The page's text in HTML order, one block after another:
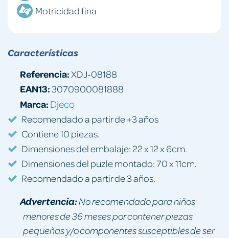
Motricidad fina
Características
Referencia:XDJ-08188
EAN13:3070900081888
Marca: Djeco
Recomendado a partir de +3 años
Contiene 10 piezas.
Dimensiones del embalaje: 22 x 12 x 6cm.
Dimensiones del puzle montado: 70 x 11cm.
Recomendado a partir de 3 años.
Advertencia:No recomendado para niños
menores de 36 meses por contener piezas
pequeñas y/o componentes susceptibles de ser